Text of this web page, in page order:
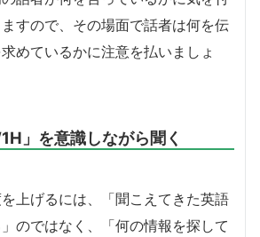
すので、その場面で話者は何を伝
めているかに注意を払いましょ
」を意識しながら聞く
上げるには、「聞こえてきた英語
のではなく、「何の情報を探して